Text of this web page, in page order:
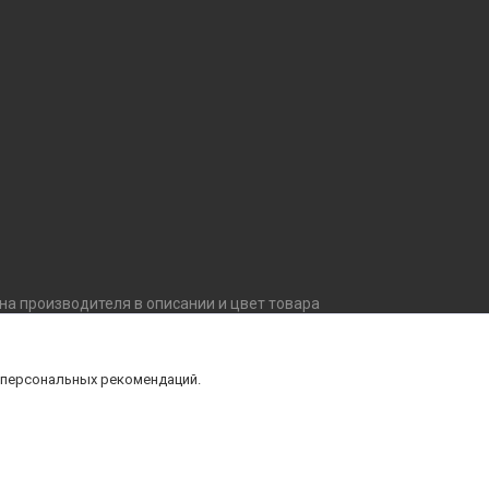
производителя в описании и цвет товара
технические характеристики и
рекомендаций.